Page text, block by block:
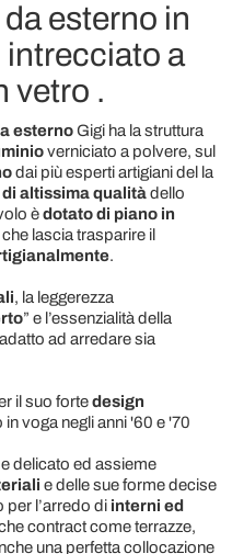
esterno in
a
vetro .
esternoGigi ha la struttura
verniciato a polvere, sul
dai più esperti artigiani del la
di altissima qualitàdello
èdotato di piano in
lascia trasparire il
.
, la leggerezza
” e l’essenzialità della
ad arredare sia
il suo fortedesign
voga negli anni '60 e '70
delicato ed assieme
e delle sue forme decise
l’arredo diinterni ed
contract come terrazze,
una perfetta collocazione